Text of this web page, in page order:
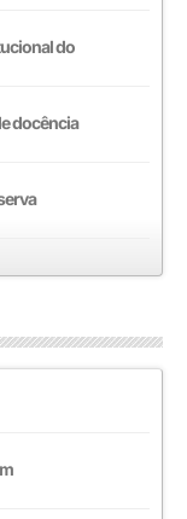
do
docência